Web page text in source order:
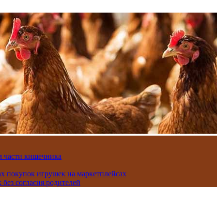
части кишечника
покупок игрушек на маркетплейсах
согласия родителей